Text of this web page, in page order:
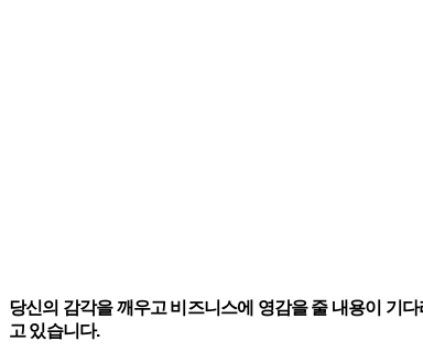
당신의 감각을 깨우고 비즈니스에 영감을 줄 내용이 기다
고 있습니다.